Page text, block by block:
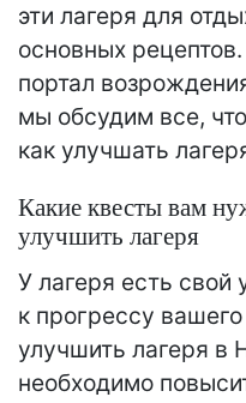
эти лагеря для
основных
портал
мы обсудим все,
как улучшать
Какие квесты вам
улучшить лагеря
У лагеря есть свой
к прогрессу
улучшить лагеря
необходимо